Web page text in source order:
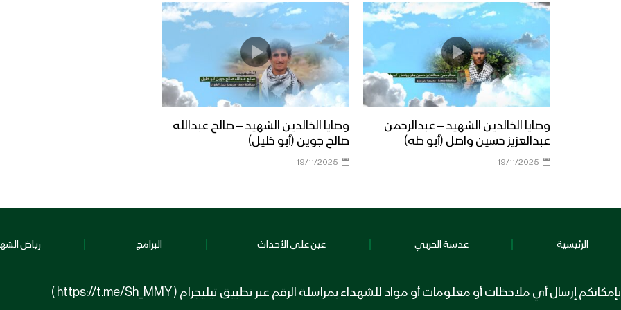
وصايا الخالدين الشهيد – عبدالرحمن
عبدالعزيز حسين واصل (أبو طه)
19/11/2025
وصايا الخالدين الشهيد – صالح عبدالله
صالح جوين (أبو خليل)
19/11/2025
الرئيسية عدسة الحربي عين على الأحداث البرامج رياض
بإمكانكم إرسال أي ملاحظات أو معلومات أو مواد للشهداء بمراسلة الرقم عبر تطبيق تيليجرام ( https://t.me/Sh_MMY )